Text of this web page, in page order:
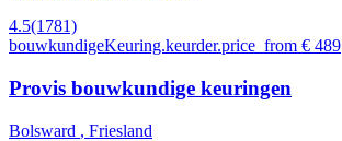
4.5(1781)
bouwkundigeKeuring.keurder.price_from € 489
Provis bouwkundige keuringen
Bolsward , Friesland